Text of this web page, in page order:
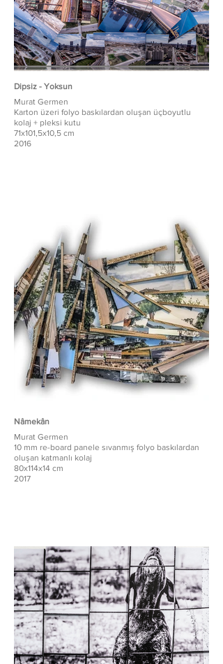
Dipsiz - Yoksun
Murat Germen
Karton üzeri folyo baskılardan oluşan üçboyutlu
kolaj + pleksi kutu
71x101,5x10,5 cm
2016
Nâmekân
Murat Germen
10 mm re-board panele sıvanmış folyo baskılardan
oluşan katmanlı kolaj
80x114x14 cm
2017